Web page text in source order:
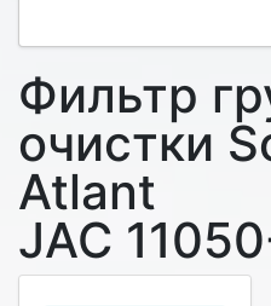
Фильтр
очистки
Atlant
JAC